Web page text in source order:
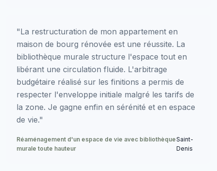
"La restructuration de mon appartement en
maison de bourg rénovée est une réussite. La
bibliothèque murale structure l'espace tout en
libérant une circulation fluide. L'arbitrage
budgétaire réalisé sur les finitions a permis de
respecter l'enveloppe initiale malgré les tarifs de
la zone. Je gagne enfin en sérénité et en espace
de vie."
Réaménagement d'un espace de vie avec bibliothèque
murale toute hauteur
Saint-
Denis